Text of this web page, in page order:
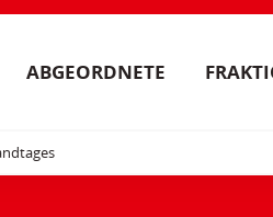
ABGEORDNETE